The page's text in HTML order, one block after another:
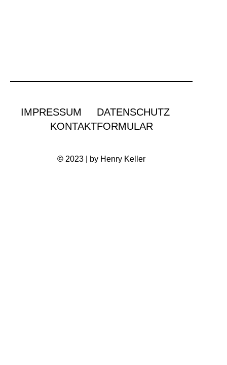
IMPRESSUM
DATENSCHUTZ
KONTAKTFORMULAR
© 2023 | by Henry Keller